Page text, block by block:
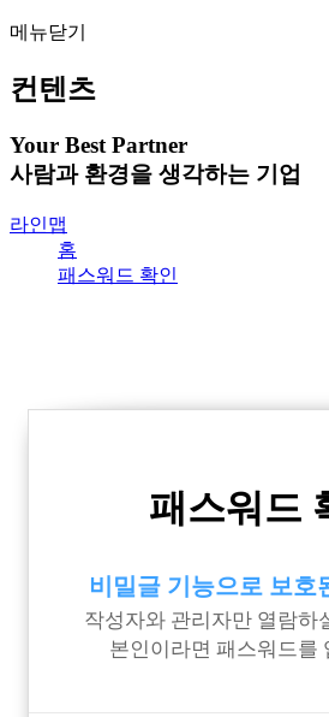
메뉴닫기
컨텐츠
Your Best Partner
사람과 환경을 생각하는 기업
라인맵
홈
패스워드 확인
패스워드
비밀글 기능으로 보호
작성자와 관리자만 열람하
본인이라면 패스워드를